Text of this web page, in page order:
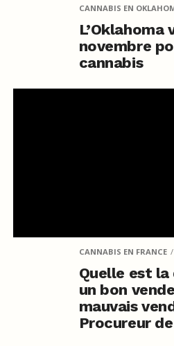
CANNABIS EN
L’Oklahoma
novembre
cannabis
CANNABIS EN FRANCE
Quelle est
un bon
mauvais
Procureur